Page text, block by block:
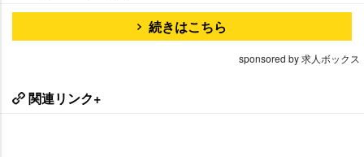
続きはこちら
sponsored by 求人ボックス
関連リンク+